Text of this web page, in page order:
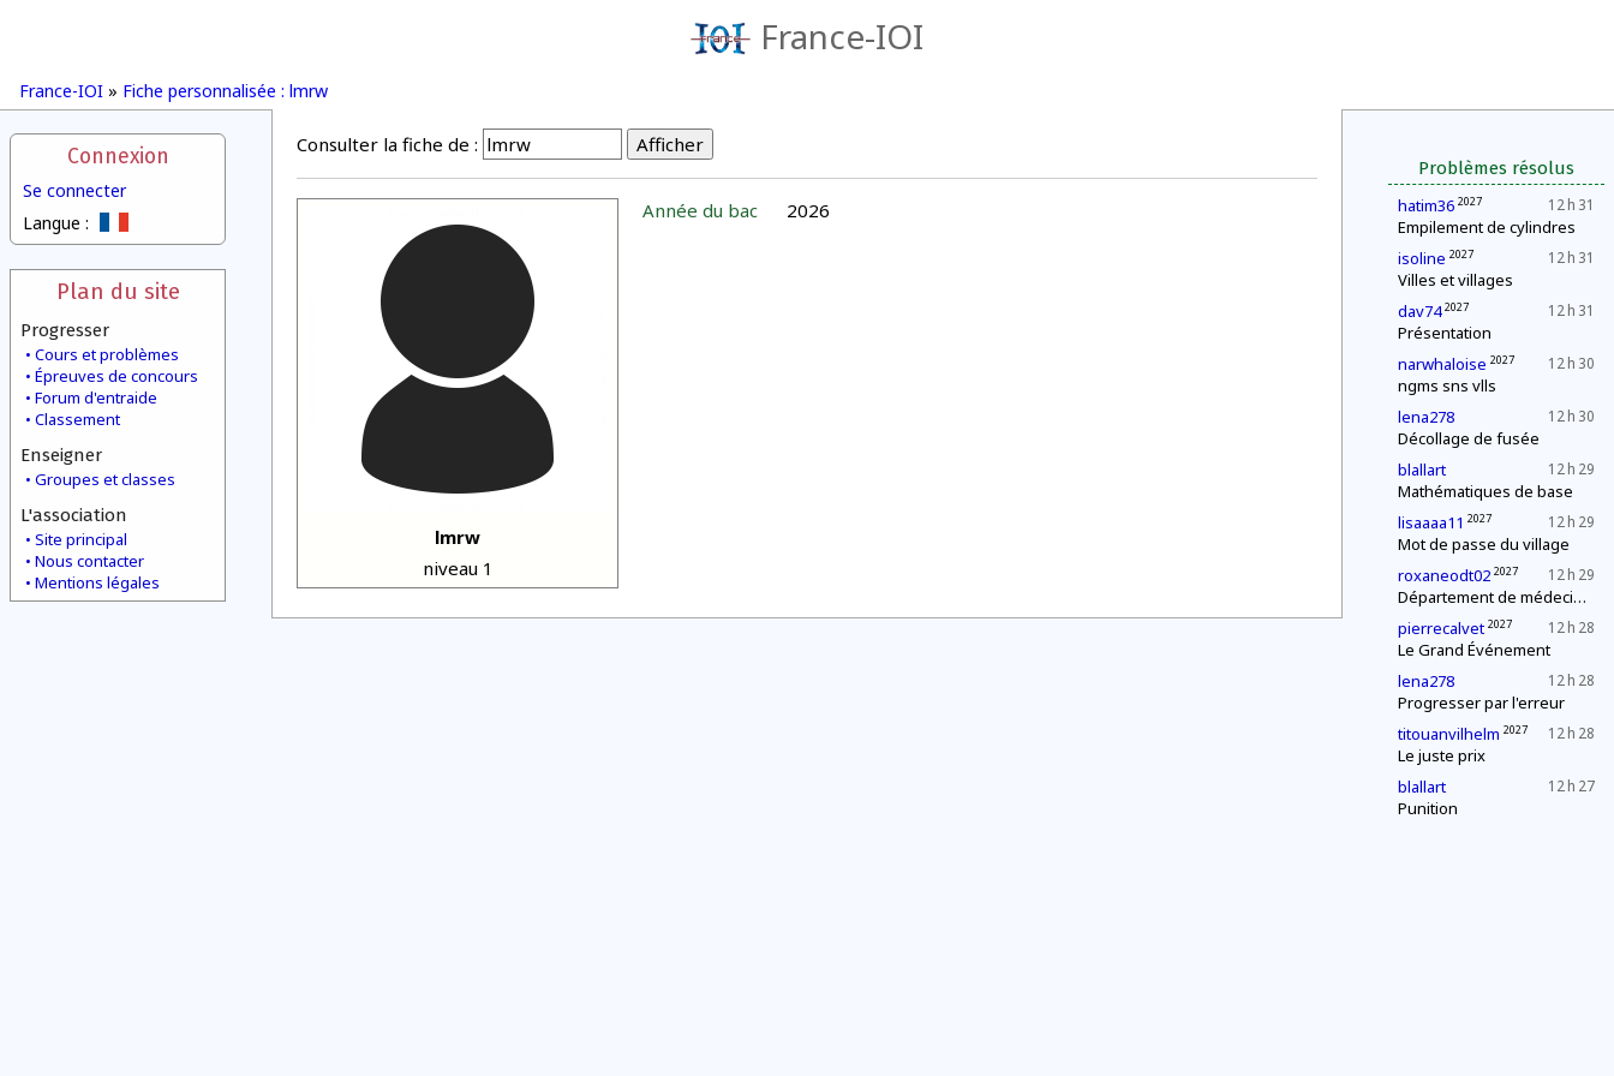
France-IOI
France-IOI » Fiche personnalisée : lmrw
Connexion
Se connecter
Langue :
Plan du site
Progresser
Cours et problèmes
Épreuves de concours
Forum d'entraide
Classement
Enseigner
Groupes et classes
L'association
Site principal
Nous contacter
Mentions légales
Problèmes résolus
12 h 31
hatim36 2027
Empilement de cylindres
12 h 31
isoline 2027
Villes et villages
12 h 31
dav74 2027
Présentation
12 h 30
narwhaloise 2027
ngms sns vlls
12 h 30
lena278
Décollage de fusée
12 h 29
blallart
Mathématiques de base
12 h 29
lisaaaa11 2027
Mot de passe du village
12 h 29
roxaneodt02 2027
Département de médecine : contrôle d'une épidémie
12 h 28
pierrecalvet 2027
Le Grand Événement
12 h 28
lena278
Progresser par l'erreur
12 h 28
titouanvilhelm 2027
Le juste prix
12 h 27
blallart
Punition
Consulter la fiche de :
lmrw
niveau 1
Année du bac 2026